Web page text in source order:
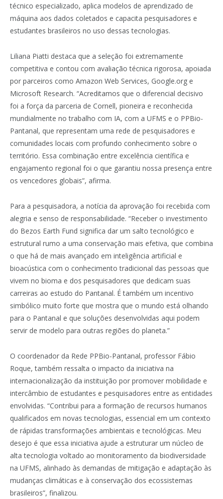
técnico especializado, aplica modelos de aprendizado de
máquina aos dados coletados e capacita pesquisadores e
estudantes brasileiros no uso dessas tecnologias.
Liliana Piatti destaca que a seleção foi extremamente
competitiva e contou com avaliação técnica rigorosa, apoiada
por parceiros como Amazon Web Services, Google.org e
Microsoft Research. “Acreditamos que o diferencial decisivo
foi a força da parceria de Cornell, pioneira e reconhecida
mundialmente no trabalho com IA, com a UFMS e o PPBio-
Pantanal, que representam uma rede de pesquisadores e
comunidades locais com profundo conhecimento sobre o
território. Essa combinação entre excelência científica e
engajamento regional foi o que garantiu nossa presença entre
os vencedores globais”, afirma.
Para a pesquisadora, a notícia da aprovação foi recebida com
alegria e senso de responsabilidade. “Receber o investimento
do Bezos Earth Fund significa dar um salto tecnológico e
estrutural rumo a uma conservação mais efetiva, que combina
o que há de mais avançado em inteligência artificial e
bioacústica com o conhecimento tradicional das pessoas que
vivem no bioma e dos pesquisadores que dedicam suas
carreiras ao estudo do Pantanal. É também um incentivo
simbólico muito forte que mostra que o mundo está olhando
para o Pantanal e que soluções desenvolvidas aqui podem
servir de modelo para outras regiões do planeta.”
O coordenador da Rede PPBio-Pantanal, professor Fábio
Roque, também ressalta o impacto da iniciativa na
internacionalização da instituição por promover mobilidade e
intercâmbio de estudantes e pesquisadores entre as entidades
envolvidas. “Contribui para a formação de recursos humanos
qualificados em novas tecnologias, essencial em um contexto
de rápidas transformações ambientais e tecnológicas. Meu
desejo é que essa iniciativa ajude a estruturar um núcleo de
alta tecnologia voltado ao monitoramento da biodiversidade
na UFMS, alinhado às demandas de mitigação e adaptação às
mudanças climáticas e à conservação dos ecossistemas
brasileiros”, finalizou.